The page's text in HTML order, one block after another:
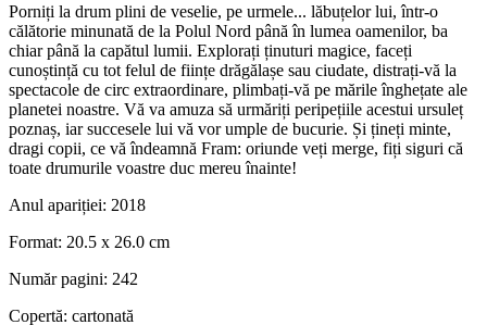
Porniți la drum plini de veselie, pe urmele... lăbuțelor lui, într-o
călătorie minunată de la Polul Nord până în lumea oamenilor, ba
chiar până la capătul lumii. Explorați ținuturi magice, faceți
cunoștință cu tot felul de ființe drăgălașe sau ciudate, distrați-vă la
spectacole de circ extraordinare, plimbați-vă pe mările înghețate ale
planetei noastre. Vă va amuza să urmăriți peripețiile acestui ursuleț
poznaș, iar succesele lui vă vor umple de bucurie. Și țineți minte,
dragi copii, ce vă îndeamnă Fram: oriunde veți merge, fiți siguri că
toate drumurile voastre duc mereu înainte!
Anul apariției: 2018
Format: 20.5 x 26.0 cm
Număr pagini: 242
Copertă: cartonată